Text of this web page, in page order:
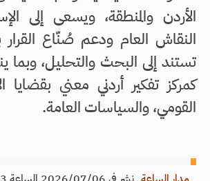
الأردن والمنطقة، ويسعى إلى
النقاش العام ودعم صُنّاع
تستند إلى البحث والتحليل،
كمركز تفكير أردني معني بقضايا
القومي، والسياسات العامة.